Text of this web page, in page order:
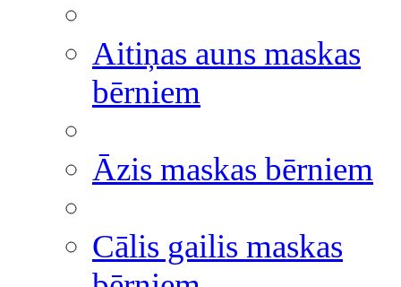
Aitiņas auns maskas
bērniem
Āzis maskas bērniem
Cālis gailis maskas